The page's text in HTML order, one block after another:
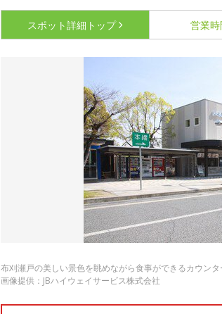
スポット詳細 トップ 営業
布刈瀬戸の美しい景色を眺めながら食事ができるカウン
画像提供：JBハイウェイサービス株式会社